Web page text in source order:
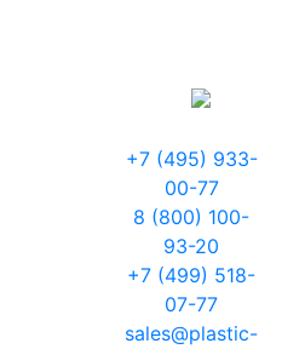
+7 (495) 933-
00-77
8 (800) 100-
93-20
+7 (499) 518-
07-77
sales@plastic-